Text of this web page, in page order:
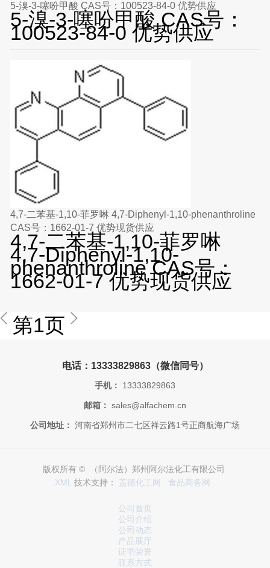
5-溴-3-噻吩甲酸 CAS号：100523-84-0 优势供应
5-溴-3-噻吩甲酸 CAS号：
100523-84-0 优势供应
4,7-二苯基-1,10-菲罗啉 4,7-Diphenyl-1,10-phenanthroline
CAS号：1662-01-7 优势现货供应
4,7-二苯基-1,10-菲罗啉
4,7-Diphenyl-1,10-
phenanthroline CAS号：
1662-01-7 优势现货供应
第1页
电话：13333829863（微信同号）
手机： 13333829863
邮箱： sales@alfachem.cn
公司地址： 河南省郑州市二七区祥云路1号正商航海广场
版权所有 © （阿尔法）郑州阿尔法化工有限公司
XML 技术支持： 盖德化工网 食品商务网
公司首页
公司介绍
公司动态
产品展厅
证书荣誉
联系方式